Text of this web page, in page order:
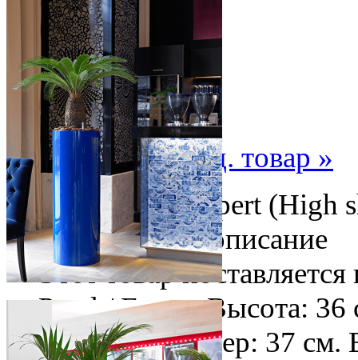
« пред. товарслед. товар »
Кашпо Parel / Expert (High
внутри: 35 см. - описание
Этот товар
Parel / Expert Высота:
Внешний размер: 37 см.